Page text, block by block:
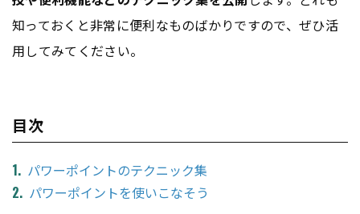
知っておくと非常に便利なものばかりですので、ぜひ活
用してみてください。
目次
パワーポイントのテクニック集
パワーポイントを使いこなそう